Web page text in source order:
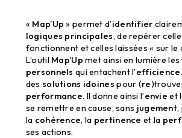
« Map’Up » permet d’identifier
logiques principales, de repérer
fonctionnent et celles laissées « sur le
L’outil Map’Up met ainsi en lumière les
personnels qui entachent l’efficience
dessolutions idoines pour (re
performance. Il donne ainsi l’envie et
se remettre en cause, sans jugement,
la cohérence, la pertinence et la
ses actions.